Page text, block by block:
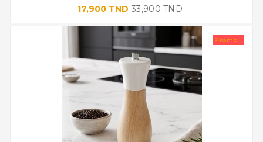
17,900 TND 33,900 TND
Promo !